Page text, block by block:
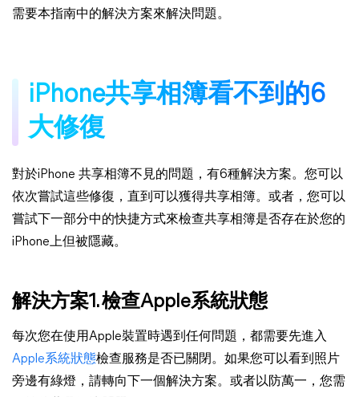
需要本指南中的解決方案來解決問題。
iPhone共享相簿看不到的6
大修復
對於iPhone 共享相簿不見的問題，有6種解決方案。您可以
依次嘗試這些修復，直到可以獲得共享相簿。或者，您可以
嘗試下一部分中的快捷方式來檢查共享相簿是否存在於您的
iPhone上但被隱藏。
解決方案1. 檢查Apple系統狀態
每次您在使用Apple裝置時遇到任何問題，都需要先進入
Apple系統狀態檢查服務是否已關閉。如果您可以看到照片
旁邊有綠燈，請轉向下一個解決方案。或者以防萬一，您需